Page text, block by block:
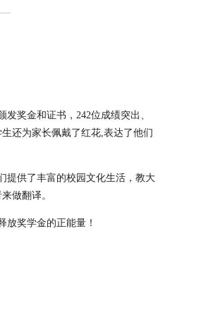
奖金和证书，242位成绩突出、
还为家长佩戴了红花,表达了他们
提供了丰富的校园文化生活，教大
做翻译。
奖学金的正能量！